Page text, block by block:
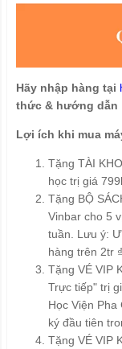
Hãy nhập hàng tại
thức & hướng dẫn
Lợi ích khi mua
Tặng TÀI
học trị giá
Tặng BỘ
Vinbar cho 5
tuần. Lưu ý:
hàng trên 2tr
Tặng VÉ VIP
Trực tiếp" trị
Học Viện Pha
ký đầu tiên
Tặng VÉ VIP